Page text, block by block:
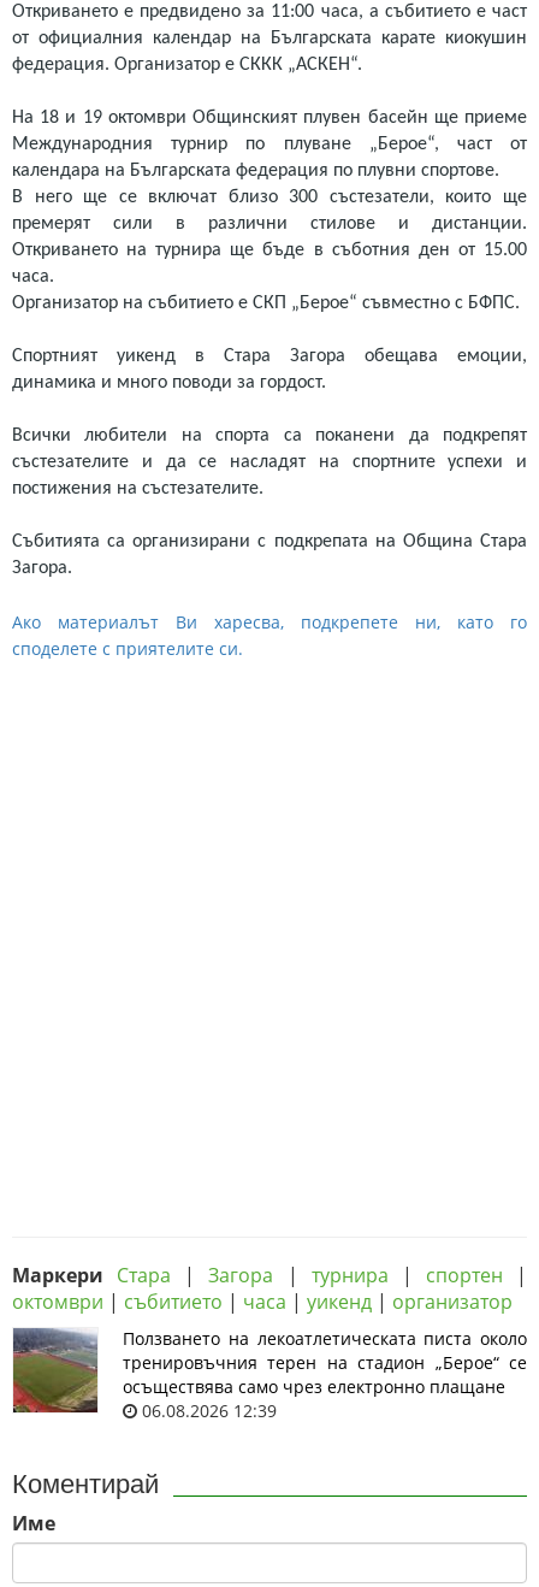
Откриването е предвидено за 11:00 часа, а събитието е част
от официалния календар на Българската карате киокушин
федерация. Организатор е СККК „АСКЕН“.
На 18 и 19 октомври Общинският плувен басейн ще приеме
Международния турнир по плуване „Берое“, част от
календара на Българската федерация по плувни спортове.
В него ще се включат близо 300 състезатели, които ще
премерят сили в различни стилове и дистанции.
Откриването на турнира ще бъде в съботния ден от 15.00
часа.
Организатор на събитието е СКП „Берое“ съвместно с БФПС.
Спортният уикенд в Стара Загора обещава емоции,
динамика и много поводи за гордост.
Всички любители на спорта са поканени да подкрепят
състезателите и да се насладят на спортните успехи и
постижения на състезателите.
Събитията са организирани с подкрепата на Община Стара
Загора.
Ако материалът Ви харесва, подкрепете ни, като го
споделете с приятелите си.
Маркери Стара |Загора | турнира | спортен |
октомври | събитието | часа | уикенд | организатор
Ползването на лекоатлетическата писта около
тренировъчния терен на стадион „Берое“ се
осъществява само чрез електронно плащане
06.08.2026 12:39
Коментирай
Име